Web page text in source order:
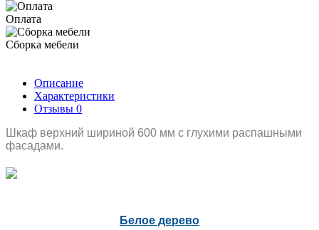
Оплата
Сборка мебели
Описание
Характеристики
Отзывы 0
Шкаф верхний шириной 600 мм с глухими распашными
фасадами.
Белое дерево